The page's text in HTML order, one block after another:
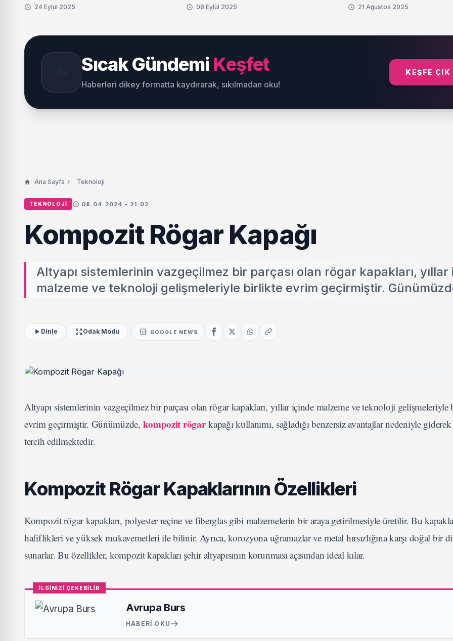
Vazgeçilmezleri
24 Eylül 2025 08 Eylül 2025
Taktikleri
21 Ağustos 2025
Sıcak Gündemi Keşfet
Haberleri dikey formatta kaydırarak, sıkılmadan oku!
KEŞFE ÇIK
Ana Sayfa Teknoloji
TEKNOLOJI 08.04.2024 - 21:02
Kompozit Rögar Kapağı
Altyapı sistemlerinin vazgeçilmez bir parçası olan rögar kapakları, yıllar
malzeme ve teknoloji gelişmeleriyle birlikte evrim geçirmiştir.
Dinle Odak Modu GOOGLE NEWS
Altyapı sistemlerinin vazgeçilmez bir parçası olan rögar kapakları, yıllar içinde malzeme ve teknoloji
evrim geçirmiştir. Günümüzde,kompozit rögar kapağı kullanımı, sağladığı benzersiz avantajlar nedeniyle
tercih edilmektedir.
Kompozit Rögar Kapaklarının Özellikleri
Kompozit rögar kapakları, polyester reçine ve fiberglas gibi malzemelerin bir araya getirilmesiyle üretilir. Bu
hafiflikleri ve yüksek mukavemetleri ile bilinir. Ayrıca, korozyona uğramazlar ve metal hırsızlığına karşı doğal bir
sunarlar. Bu özellikler, kompozit kapakları şehir altyapısının korunması açısından ideal kılar.
İLGİNİZİ ÇEKEBİLİR
Avrupa Burs
HABERI OKU